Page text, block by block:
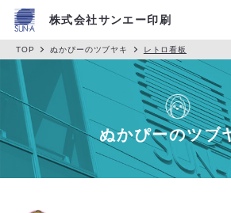
株式会社サンエー印刷
TOP ぬかぴーのツブヤキ レトロ看板
ぬかぴーのツブ